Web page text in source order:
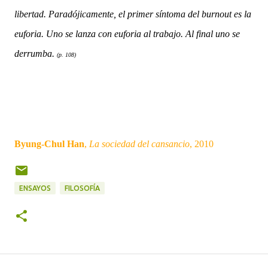
libertad. Paradójicamente, el primer síntoma del burnout es la
euforia. Uno se lanza con euforia al trabajo. Al final uno se
derrumba. (p. 108)
Byung-Chul Han, La sociedad del cansancio, 2010
ENSAYOS FILOSOFÍA